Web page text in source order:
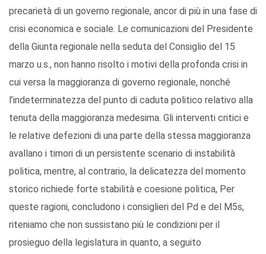
precarietà di un governo regionale, ancor di più in una fase di
crisi economica e sociale. Le comunicazioni del Presidente
della Giunta regionale nella seduta del Consiglio del 15
marzo u.s., non hanno risolto i motivi della profonda crisi in
cui versa la maggioranza di governo regionale, nonché
l’indeterminatezza del punto di caduta politico relativo alla
tenuta della maggioranza medesima. Gli interventi critici e
le relative defezioni di una parte della stessa maggioranza
avallano i timori di un persistente scenario di instabilità
politica, mentre, al contrario, la delicatezza del momento
storico richiede forte stabilità e coesione politica, Per
queste ragioni, concludono i consiglieri del Pd e del M5s,
riteniamo che non sussistano più le condizioni per il
prosieguo della legislatura in quanto, a seguito